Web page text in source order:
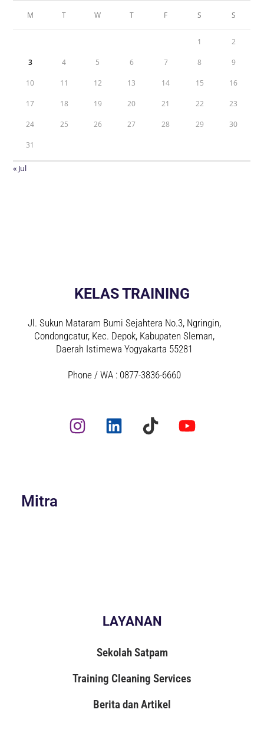
M T W T F S S
1 2
3 4 5 6 7 8 9
10 11 12 13 14 15 16
17 18 19 20 21 22 23
24 25 26 27 28 29 30
31
« Jul
KELAS TRAINING
Jl. Sukun Mataram Bumi Sejahtera No.3, Ngringin,
Condongcatur, Kec. Depok, Kabupaten Sleman,
Daerah Istimewa Yogyakarta 55281
Phone / WA : 0877-3836-6660
Mitra
LAYANAN
Sekolah Satpam
Training Cleaning Services
Berita dan Artikel